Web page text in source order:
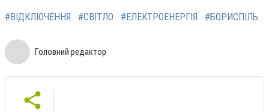
#ВІДКЛЮЧЕННЯ #СВІТЛО #ЕЛЕКТРОЕНЕРГІЯ #БОРИСПІЛЬ
Головний редактор